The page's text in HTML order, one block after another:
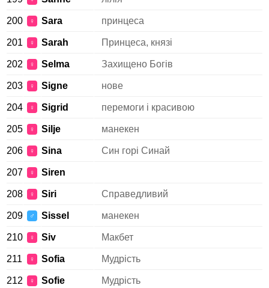
200 ♀ Sara принцеса
201 ♀ Sarah Принцеса, князі
202 ♀ Selma Захищено Богів
203 ♀ Signe нове
204 ♀ Sigrid перемоги і красивою
205 ♀ Silje манекен
206 ♀ Sina Син горі Синай
207 ♀ Siren
208 ♀ Siri Справедливий
209 ♂ Sissel манекен
210 ♀ Siv Макбет
211 ♀ Sofia Мудрість
212 ♀ Sofie Мудрість